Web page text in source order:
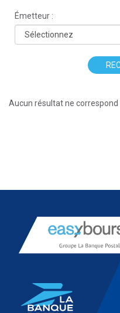
Émetteur :
Aucun résultat ne correspond